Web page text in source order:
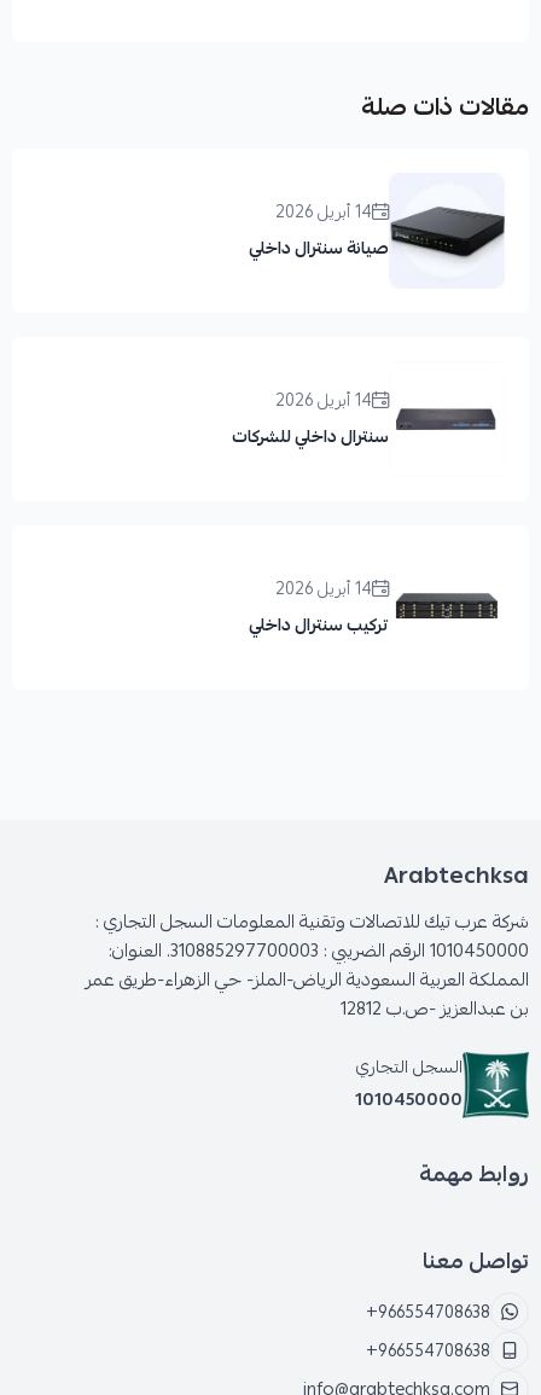
مقالات ذات صلة
14 أبريل 2026
صيانة سنترال داخلي
14 أبريل 2026
سنترال داخلي للشركات
14 أبريل 2026
تركيب سنترال داخلي
Arabtechksa
شركة عرب تيك للاتصالات وتقنية المعلومات السجل التجاري :
1010450000 الرقم الضريبي : 310885297700003. العنوان:
المملكة العربية السعودية الرياض-الملز- حي الزهراء-طريق عمر
بن عبدالعزيز -ص.ب 12812
السجل التجاري
1010450000
روابط مهمة
تواصل معنا
+966554708638
+966554708638
info@arabtechksa.com